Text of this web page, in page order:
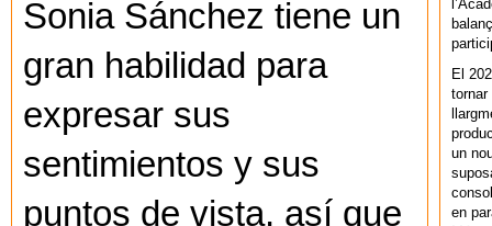
Sonia Sánchez tiene un
gran habilidad para
expresar sus
sentimientos y sus
puntos de vista, así que
El
un
en